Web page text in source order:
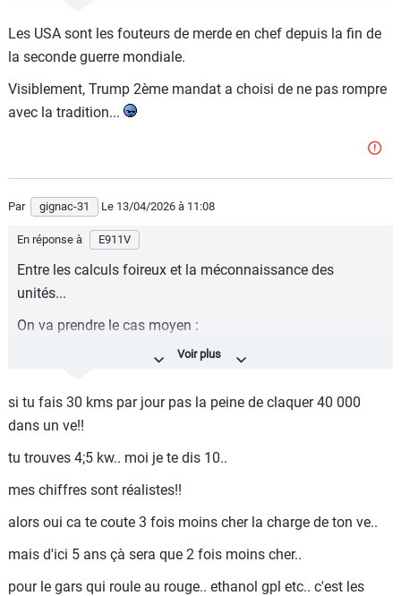
Les USA sont les fouteurs de merde en chef depuis la fin de
la seconde guerre mondiale.
Visiblement, Trump 2ème mandat a choisi de ne pas rompre
avec la tradition...
Par gignac-31 Le 13/04/2026 à 11:08
En réponse à E911V
Entre les calculs foireux et la méconnaissance des
unités...
On va prendre le cas moyen :
- kilométrage quotidien moyen :30 km
kWh/100
mois.
Oulala !
si tu fais 30 kms par jour pas la peine de claquer 40 000
dans un ve!!
tu trouves 4;5 kw.. moi je te dis 10..
mes chiffres sont réalistes!!
alors oui ca te coute 3 fois moins cher la charge de ton ve..
mais d'ici 5 ans çà sera que 2 fois moins cher..
pour le gars qui roule au rouge.. ethanol gpl etc.. c'est les